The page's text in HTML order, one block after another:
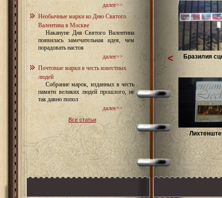
далее>>
Необычные марки ко Дню Святого
Валентина в Москве
Накануне Дня Святого Валентина
появилась замечательная идея, чем
порадовать настоя
далее>>
Почтовые марки в честь известных
людей
Собрание марок, изданных в честь
памяти великих людей прошлого, не
так давно попол
далее>>
Все статьи
Бразилия
<